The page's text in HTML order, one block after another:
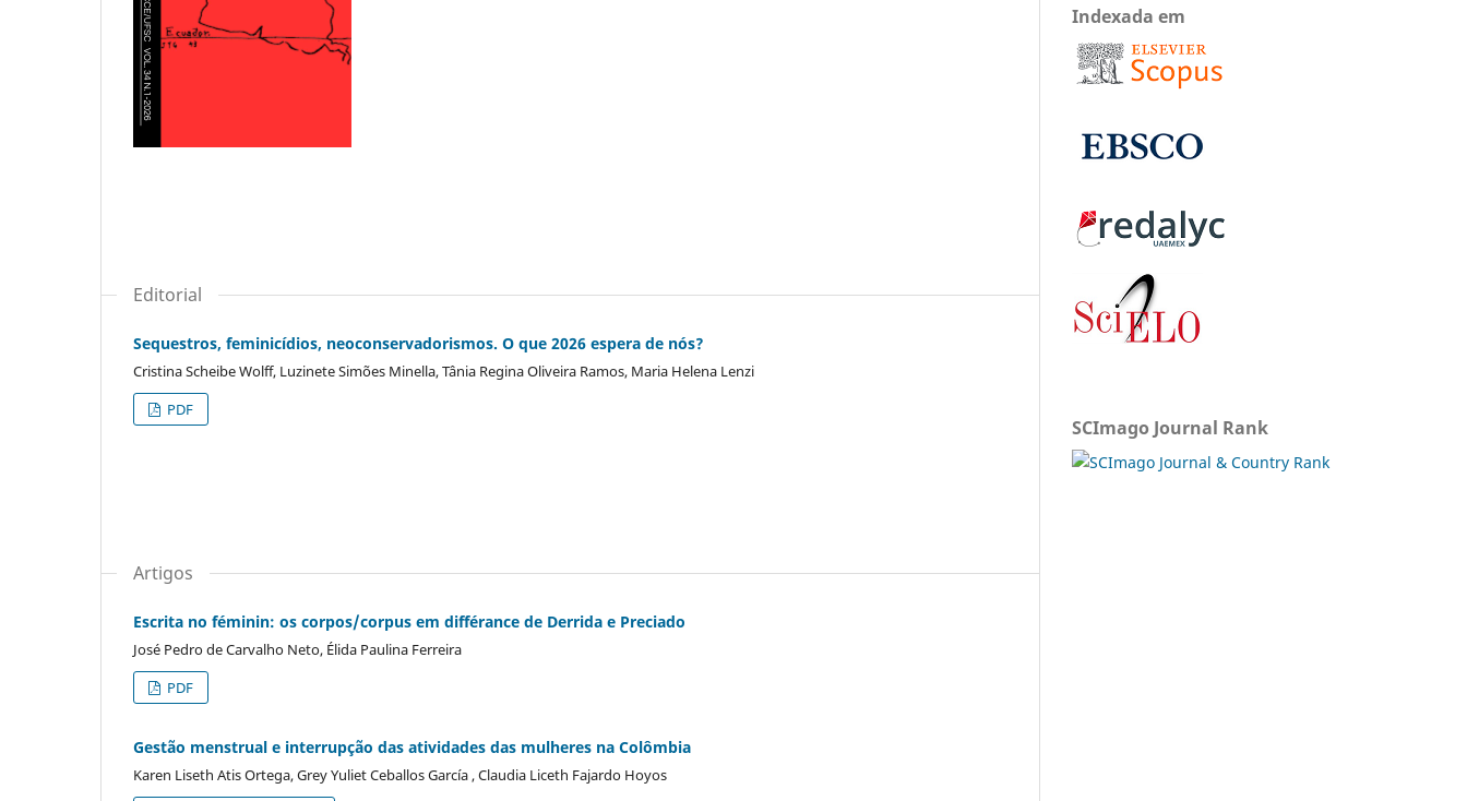
Editorial
Sequestros, feminicídios, neoconservadorismos. O que 2026 espera de nós?
Cristina Scheibe Wolff, Luzinete Simões Minella, Tânia Regina Oliveira Ramos, Maria Helena Lenzi
PDF
Artigos
Escrita no féminin: os corpos/corpus em différance de Derrida e Preciado
José Pedro de Carvalho Neto, Élida Paulina Ferreira
PDF
Gestão menstrual e interrupção das atividades das mulheres na Colômbia
Karen Liseth Atis Ortega, Grey Yuliet Ceballos García , Claudia Liceth Fajardo Hoyos
Indexada em
SCImago Journal Rank